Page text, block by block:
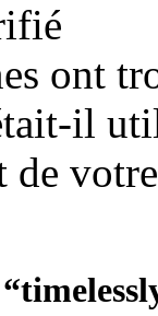
ont
il
de